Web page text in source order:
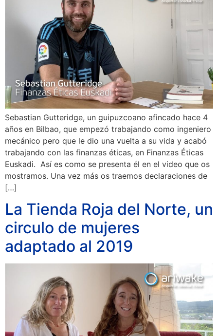
Sebastian Gutteridge, un guipuzcoano afincado hace 4
años en Bilbao, que empezó trabajando como ingeniero
mecánico pero que le dio una vuelta a su vida y acabó
trabajando con las finanzas éticas, en Finanzas Éticas
Euskadi. Así es como se presenta él en el video que os
mostramos. Una vez más os traemos declaraciones de
[…]
La Tienda Roja del Norte, un
circulo de mujeres
adaptado al 2019